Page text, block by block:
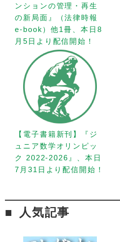
ンションの管理・再生
の新局面』（法律時報
e-book）他1冊、本日8
月5日より配信開始！
【電子書籍新刊】『ジ
ュニア数学オリンピッ
ク 2022-2026』、本日
7月31日より配信開始！
人気記事